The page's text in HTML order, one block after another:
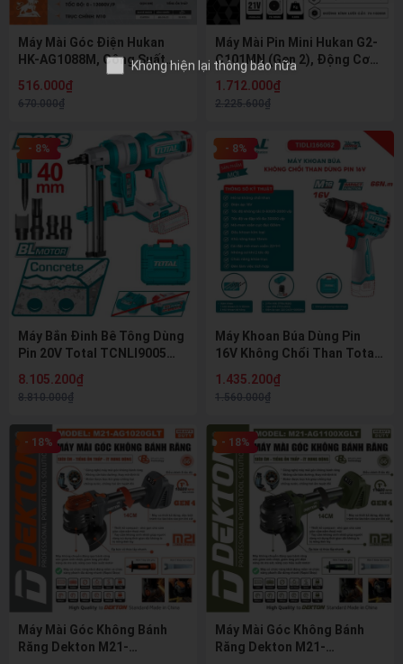
Máy Mài Góc Điện Hukan
HK-AG1088M, Công Suất
950W, 7 Cấp Điều Chỉnh Tốc
Độ, Dây Điện 2m
516.000₫
670.000₫
Máy Mài Pin Mini Hukan G2-
C101MN (Gen 2), Động Cơ
Không Chổi Than, 3 Cấp Tốc
Độ 12000V/P
1.712.000₫
2.225.600₫
- 8%
Máy Bắn Đinh Bê Tông Dùng
Pin 20V Total TCNLI9005
40mm)
8.105.200₫
8.810.000₫
- 8%
Máy Khoan Búa Dùng Pin
16V Không Chổi Than Total
1.435.200₫
1.560.000₫
- 18%
Máy Mài Góc Không Bánh
Răng Dekton M21-
- 18%
Máy Mài Góc Không Bánh
Răng Dekton M21-
Không hiện lại thông báo nữa